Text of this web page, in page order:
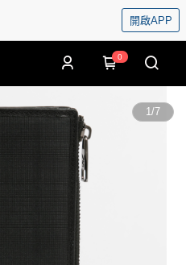
開啟APP
0
1/7